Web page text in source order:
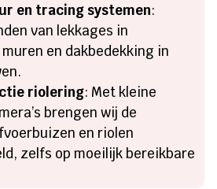
en tracing systemen:
van lekkages in
en dakbedekking in
riolering: Met kleine
brengen wij de
en riolen
zelfs op moeilijk bereikbare